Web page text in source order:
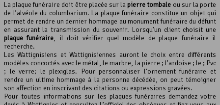
La plaque funéraire doit être placée sur la pierre tombale ou sur la porte
de l’alvéole du columbarium. La plaque funéraire constitue un objet qui
permet de rendre un dernier hommage au monument funéraire du défunt
en assurant la transmission du souvenir. Lorsqu’un client choisit une
plaque funéraire, il doit vérifier quel modèle de plaque funéraire il
recherche.
Les Wattignisiens et Wattignisiennes auront le choix entre différents
modèles concoctés avec le métal, le marbre, la pierre ; l’ardoise ; le ; Pvc
; le verre; le plexiglas. Pour personnaliser l’ornement funéraire et
rendre un ultime hommage à la personne décédée, on peut témoigner
son affection en inscrivant des citations ou expressions gravées.
Pour toutes informations sur les plaques funéraires demandez votre